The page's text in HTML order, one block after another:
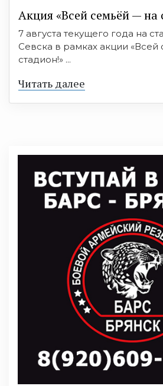
Акция «Всей семьёй — на
7 августа текущего года на
Севска в рамках акции «Всей
стадион!» ...
Читать далее